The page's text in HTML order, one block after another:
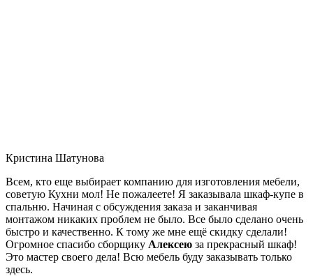
Кристина Шатунова
Всем, кто еще выбирает компанию для изготовления мебели,
советую Кухни мол! Не пожалеете! Я заказывала шкаф-купе в
спальню. Начиная с обсуждения заказа и заканчивая
монтажом никаких проблем не было. Все было сделано очень
быстро и качественно. К тому же мне ещё скидку сделали!
Огромное спасибо сборщику Алексею за прекрасный шкаф!
Это мастер своего дела! Всю мебель буду заказывать только
здесь.